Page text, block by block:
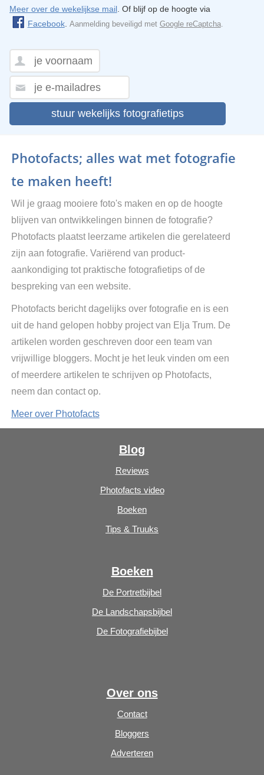
Meer over de wekelijkse mail. Of blijf op de hoogte via
Facebook. Aanmelding beveiligd met Google reCaptcha.
stuur wekelijks fotografietips
Photofacts; alles wat met fotografie
te maken heeft!
Wil je graag mooiere foto's maken en op de hoogte
blijven van ontwikkelingen binnen de fotografie?
Photofacts plaatst leerzame artikelen die gerelateerd
zijn aan fotografie. Variërend van product-
aankondiging tot praktische fotografietips of de
bespreking van een website.
Photofacts bericht dagelijks over fotografie en is een
uit de hand gelopen hobby project van Elja Trum. De
artikelen worden geschreven door een team van
vrijwillige bloggers. Mocht je het leuk vinden om een
of meerdere artikelen te schrijven op Photofacts,
neem dan contact op.
Meer over Photofacts
Blog
Reviews
Photofacts video
Boeken
Tips & Truuks
Boeken
De Portretbijbel
De Landschapsbijbel
De Fotografiebijbel
Over ons
Contact
Bloggers
Adverteren